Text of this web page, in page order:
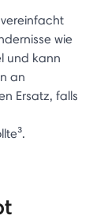
wie
und kann
an
Ersatz, falls